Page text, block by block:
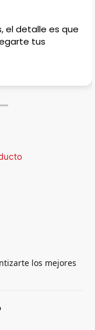
no en cualquier
detalle es que no
los mejores